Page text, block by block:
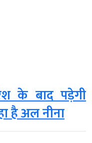
के बाद पड़ेगी
है अल नीना